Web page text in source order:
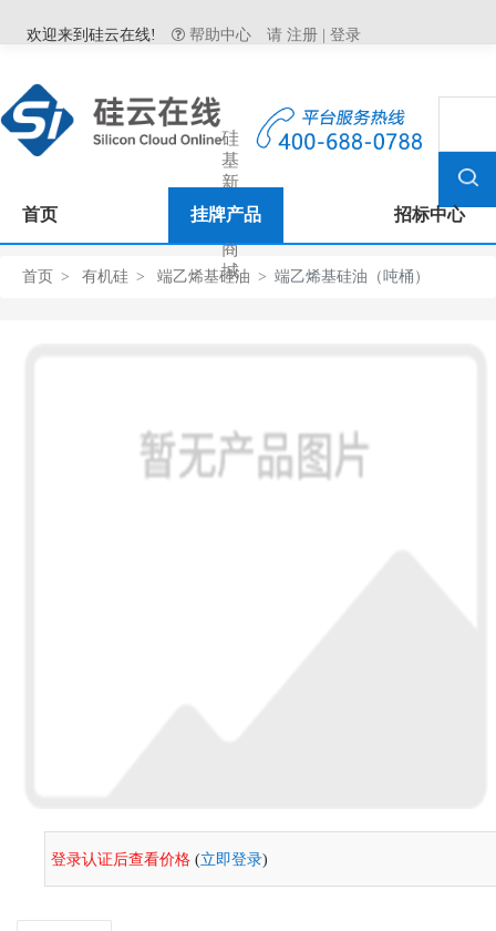
欢迎来到硅云在线! 帮助中心 请 注册 登录
硅
基
新
材
料
商
城
首页 挂牌产品 招标中心
首页 有机硅 端乙烯基硅油 端乙烯基硅油（吨桶）
登录认证后查看价格 (立即登录)